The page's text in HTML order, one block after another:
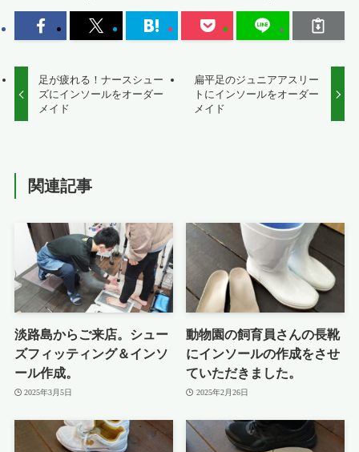
足が疲れる！ナースシュー
ズにインソールをオーダー
メイド
扁平足のジュニアアスリー
トにインソールをオーダー
メイド
関連記事
淡路島からご来店。シュー
ズフィッティング＆インソ
ール作成。
2025年3月5日
動物園の飼育員さんの長靴
にインソールの作成をさせ
ていただきました。
2025年2月26日